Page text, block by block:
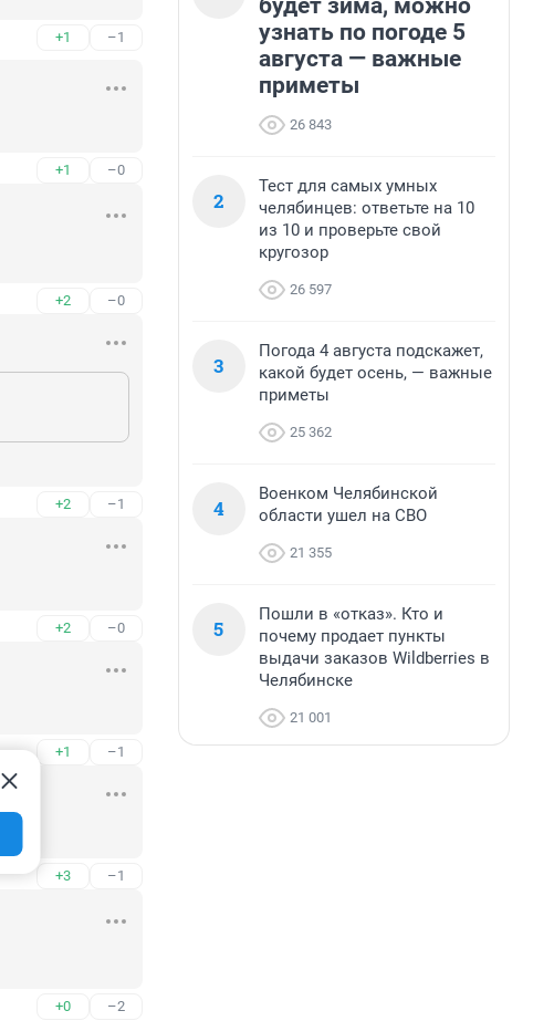
+1 –1
+1 –0
+2 –0
+2 –1
+2 –0
+1 –1
+3 –1
+0 –2
будет зима, можно
узнать по погоде 5
августа — важные
приметы
26 843
2
Тест для самых умных
челябинцев: ответьте на 10
из 10 и проверьте свой
кругозор
26 597
3
Погода 4 августа подскажет,
какой будет осень, — важные
приметы
25 362
4
Военком Челябинской
области ушел на СВО
21 355
5
Пошли в «отказ». Кто и
почему продает пункты
выдачи заказов Wildberries в
Челябинске
21 001